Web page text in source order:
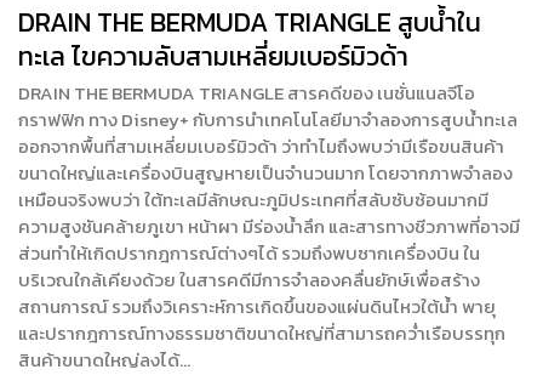
DRAIN THE BERMUDA TRIANGLE สูบน้ำใน
ทะเล ไขความลับสามเหลี่ยมเบอร์มิวด้า
DRAIN THE BERMUDA TRIANGLE สารคดีของ เนชั่นแนลจีโอ
กราฟฟิก ทาง Disney+ กับการนำเทคโนโลยีมาจำลองการสูบน้ำทะเล
ออกจากพื้นที่สามเหลี่ยมเบอร์มิวด้า ว่าทำไมถึงพบว่ามีเรือขนสินค้า
ขนาดใหญ่และเครื่องบินสูญหายเป็นจำนวนมาก โดยจากภาพจำลอง
เหมือนจริงพบว่า ใต้ทะเลมีลักษณะภูมิประเทศที่สลับซับซ้อนมากมี
ความสูงชันคล้ายภูเขา หน้าผา มีร่องน้ำลึก และสารทางชีวภาพที่อาจมี
ส่วนทำให้เกิดปรากฎการณ์ต่างๆได้ รวมถึงพบซากเครื่องบิน ใน
บริเวณใกล้เคียงด้วย ในสารคดีมีการจำลองคลื่นยักษ์เพื่อสร้าง
สถานการณ์ รวมถึงวิเคราะห์การเกิดขึ้นของแผ่นดินไหวใต้น้ำ พายุ
และปรากฎการณ์ทางธรรมชาติขนาดใหญ่ที่สามารถคว่ำเรือบรรทุก
สินค้าขนาดใหญ่ลงได้…